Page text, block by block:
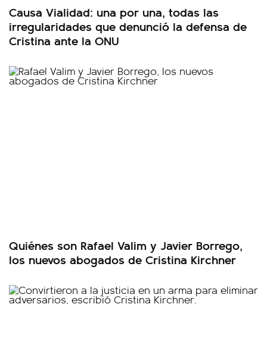
Causa Vialidad: una por una, todas las
irregularidades que denunció la defensa de
Cristina ante la ONU
Quiénes son Rafael Valim y Javier Borrego,
los nuevos abogados de Cristina Kirchner